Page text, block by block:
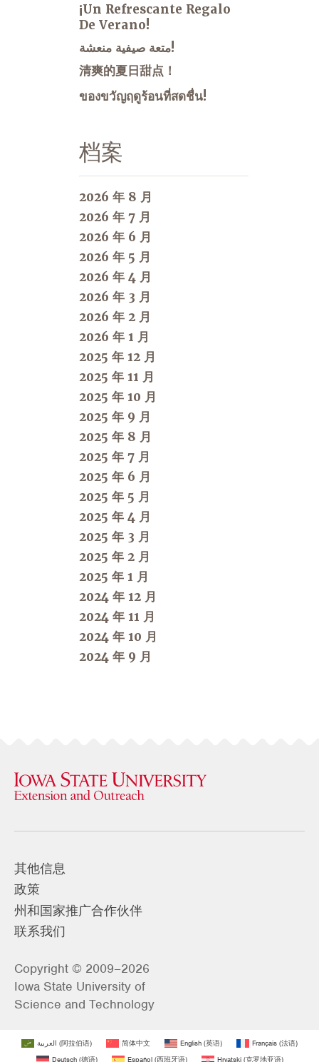
¡Un Refrescante Regalo
De Verano!
متعة صيفية منعشة!
清爽的夏日甜点！
ของขวัญฤดูร้อนที่สดชื่น!
档案
2026 年 8 月
2026 年 7 月
2026 年 6 月
2026 年 5 月
2026 年 4 月
2026 年 3 月
2026 年 2 月
2026 年 1 月
2025 年 12 月
2025 年 11 月
2025 年 10 月
2025 年 9 月
2025 年 8 月
2025 年 7 月
2025 年 6 月
2025 年 5 月
2025 年 4 月
2025 年 3 月
2025 年 2 月
2025 年 1 月
2024 年 12 月
2024 年 11 月
2024 年 10 月
2024 年 9 月
其他信息
政策
州和国家推广合作伙伴
联系我们
Copyright © 2009–2026
Iowa State University of
Science and Technology
العربية (阿拉伯语) 简体中文 English (英语) Français (法语)
Deutsch(德语) Español(西班牙语) Hrvatski(克罗地亚语)